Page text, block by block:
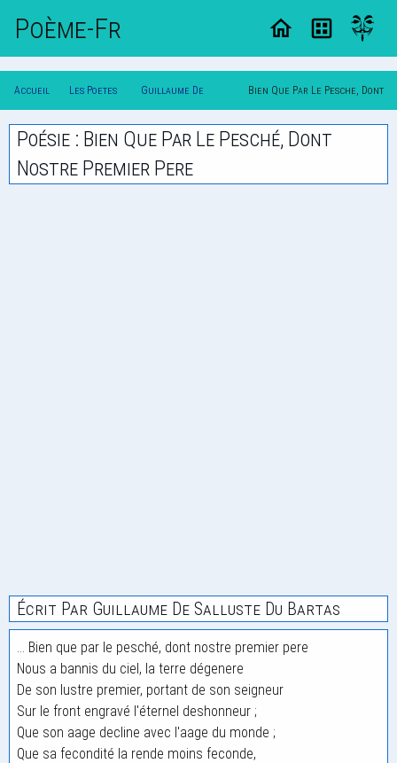
Poème-Fr
Accueil
Poesie
Les Poetes
Classique
Guillaume De
Salluste Du Bartas
Bien Que Par Le Pesche, Dont
Nostre Premier Pere
Poésie : Bien Que Par Le Pesché, Dont
Nostre Premier Pere
Écrit Par Guillaume De Salluste Du Bartas
... Bien que par le pesché, dont nostre premier pere
Nous a bannis du ciel, la terre dégenere
De son lustre premier, portant de son seigneur
Sur le front engravé l'éternel deshonneur ;
Que son aage decline avec l'aage du monde ;
Que sa fecondité la rende moins feconde,